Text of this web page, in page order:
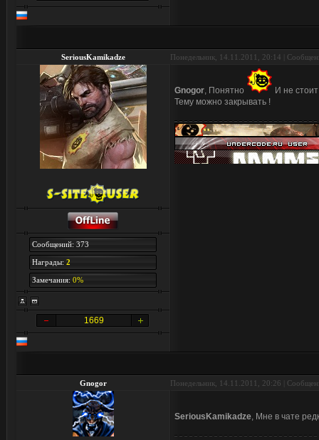
SeriousKamikadze Понедельник, 14.11.2011, 20:14 |
Сообщений: 373
Награды: 2
Замечания: 0%
1669
Gnogor, Понятно
И не
Тему можно закрывать !
Gnogor Понедельник, 14.11.2011, 20:26 |
SeriousKamikadze, Мне в чате